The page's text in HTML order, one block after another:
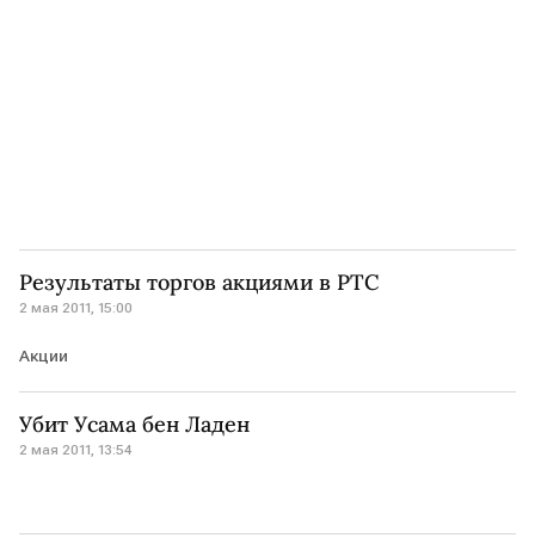
Результаты торгов акциями в РТС
2 мая 2011, 15:00
Акции
Убит Усама бен Ладен
2 мая 2011, 13:54